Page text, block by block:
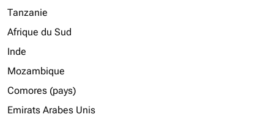
Tanzanie
Afrique du Sud
Inde
Mozambique
Comores (pays)
Emirats Arabes Unis